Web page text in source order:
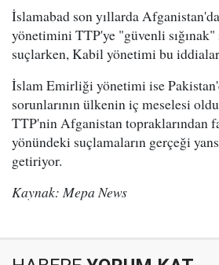
İslamabad son yıllarda
yönetimini TTP'ye "güvenli
suçlarken, Kabil yönetimi bu
İslam Emirliği yönetimi ise
sorunlarının ülkenin iç meselesi
TTP'nin Afganistan topraklarından
yönündeki suçlamaların gerçeği
getiriyor.
Kaynak: Mepa News